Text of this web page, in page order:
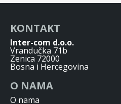
KONTAKT
Inter-com d.o.o.
Vrandučka 71b
Zenica 72000
Bosna i Hercegovina
O NAMA
O nama